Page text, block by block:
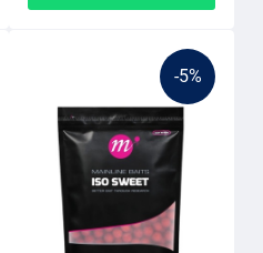
-5%